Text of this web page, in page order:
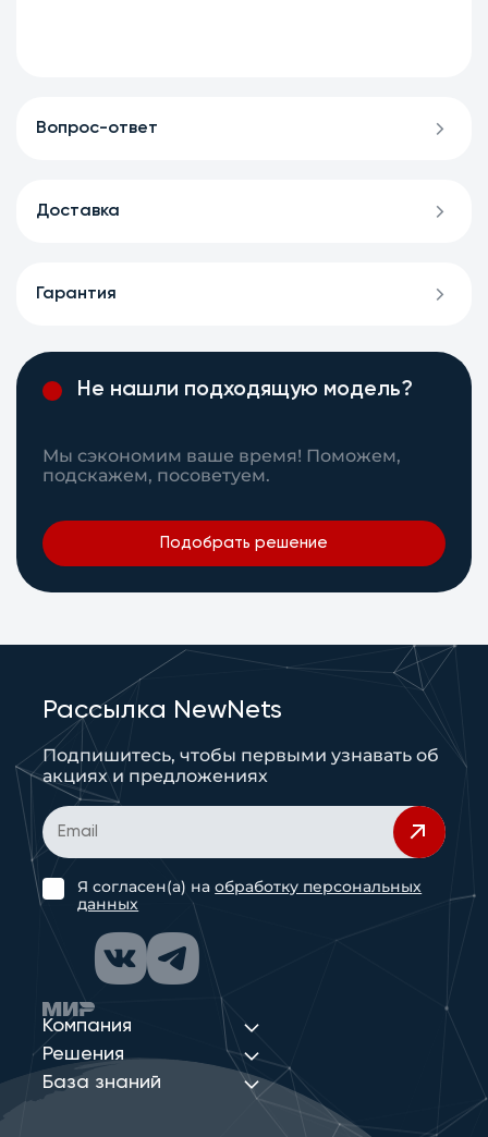
Вопрос-ответ
Доставка
Гарантия
Не нашли подходящую модель?
Мы сэкономим ваше время! Поможем,
подскажем, посоветуем.
Подобрать решение
Компания
Решения
База знаний
Рассылка NewNets
Подпишитесь, чтобы первыми узнавать об
акциях и предложениях
Я согласен(а) наобработку персональных
данных